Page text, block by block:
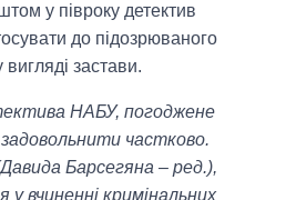
у півроку детектив
до підозрюваного
вигляді застави.
НАБУ, погоджене
частково.
Барсегяна – ред.),
у вчиненні кримінальних